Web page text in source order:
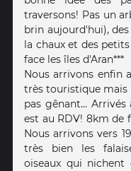
traversons! Pas un
brin aujourd'hui),
la chaux et des
face les îles d'Aran***
Nous arrivons enfin
très touristique mais
pas gênant...
est au RDV! 8km de
Nous arrivons vers
très bien les
oiseaux qui nichent